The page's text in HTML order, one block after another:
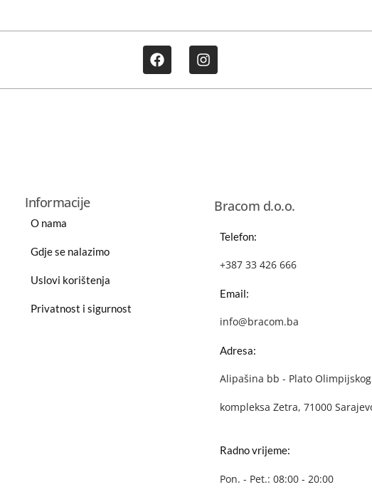
Informacije
O nama
Gdje se nalazimo
Uslovi korištenja
Privatnost i sigurnost
Bracom d.o.o.
Telefon:
+387 33 426 666
Email:
info@bracom.ba
Adresa:
Alipašina bb - Plato Olimpijskog
kompleksa Zetra, 71000
Radno vrijeme:
Pon. - Pet.: 08:00 - 20:00